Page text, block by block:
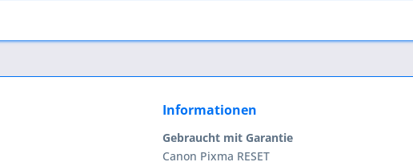
Informationen
Gebraucht mit Garantie
Canon Pixma RESET